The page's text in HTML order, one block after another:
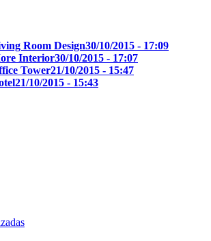
Room Design30/10/2015 - 17:09
Interior30/10/2015 - 17:07
Tower21/10/2015 - 15:47
21/10/2015 - 15:43